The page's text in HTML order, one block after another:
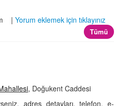
| Yorum eklemek için tıklayınız
Tümü
, Doğukent Caddesi
adres detayları, telefon, e-